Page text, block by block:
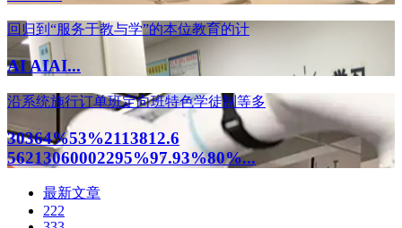
回归到“服务于教与学”的本位教育的计
AI AIAI...
沿系统施行订单班定向班特色学徒制等多
30364%53%2113812.6
56213060002295%97.93%80%...
最新文章
222